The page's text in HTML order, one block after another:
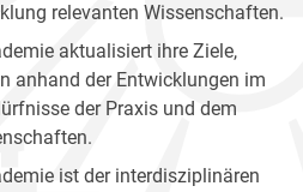
relevanten Wissenschaften.
aktualisiert ihre Ziele,
anhand der Entwicklungen im
der Praxis und dem
ist der interdisziplinären